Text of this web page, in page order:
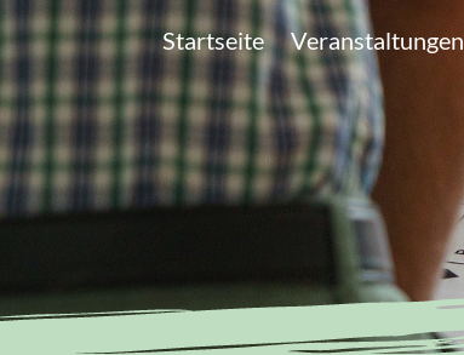
Startseite Veranstaltungen